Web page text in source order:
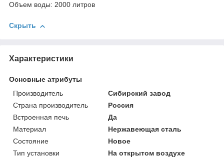
Объем воды: 2000 литров
Скрыть
Характеристики
Основные атрибуты
Производитель
Сибирский завод
Страна производитель
Россия
Встроенная печь
Да
Материал
Нержавеющая сталь
Состояние
Новое
Тип установки
На открытом воздухе